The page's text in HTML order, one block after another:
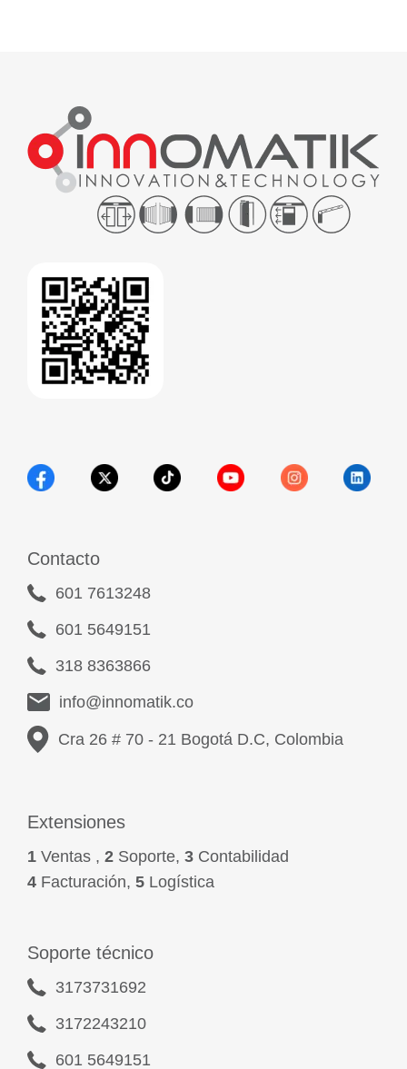
Contacto
601 7613248
601 5649151
318 8363866
info@innomatik.co
Cra 26 # 70 - 21 Bogotá D.C, Colombia
Extensiones
1 Ventas , 2 Soporte, 3 Contabilidad
4 Facturación, 5 Logística
Soporte técnico
3173731692
3172243210
601 5649151